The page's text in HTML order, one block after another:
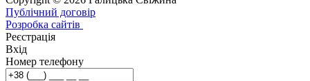
Публічний договір
Розробка сайтів
Реєстрація
Вхід
Номер телефону